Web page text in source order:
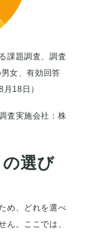
課題調査、調査
女、有効回答
18日）
査実施会社：株
選び
め、どれを選べ
ん。ここでは、